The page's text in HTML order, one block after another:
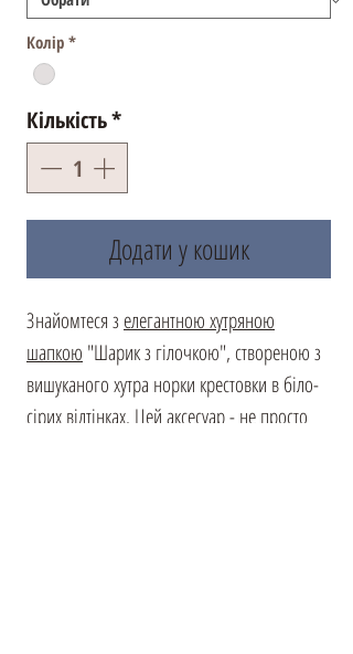
Колір *
Кількість*
Додати у кошик
Знайомтеся з елегантною хутряною
шапкою "Шарик з гілочкою", створеною з
вишуканого хутра норки крестовки в біло-
сірих відтінках. Цей аксесуар - не просто